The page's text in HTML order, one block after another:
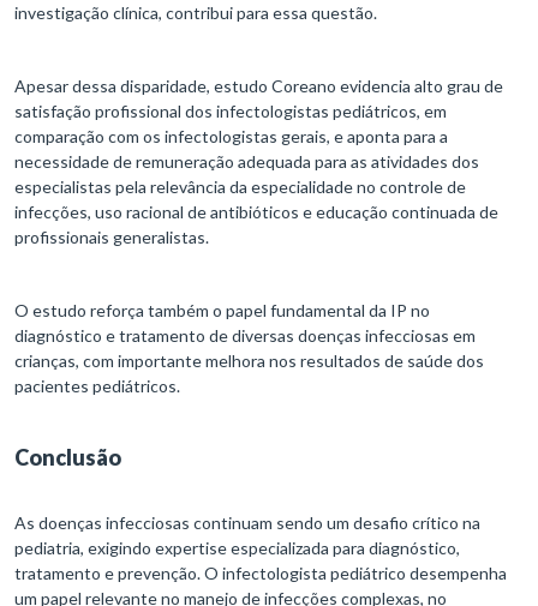
investigação clínica, contribui para essa questão.
Apesar dessa disparidade, estudo Coreano evidencia alto grau de
satisfação profissional dos infectologistas pediátricos, em
comparação com os infectologistas gerais, e aponta para a
necessidade de remuneração adequada para as atividades dos
especialistas pela relevância da especialidade no controle de
infecções, uso racional de antibióticos e educação continuada de
profissionais generalistas.
O estudo reforça também o papel fundamental da IP no
diagnóstico e tratamento de diversas doenças infecciosas em
crianças, com importante melhora nos resultados de saúde dos
pacientes pediátricos.
Conclusão
As doenças infecciosas continuam sendo um desafio crítico na
pediatria, exigindo expertise especializada para diagnóstico,
tratamento e prevenção. O infectologista pediátrico desempenha
um papel relevante no manejo de infecções complexas, no